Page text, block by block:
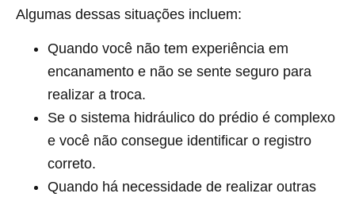
Algumas dessas situações incluem:
Quando você não tem experiência em
encanamento e não se sente seguro para
realizar a troca.
Se o sistema hidráulico do prédio é complexo
e você não consegue identificar o registro
correto.
Quando há necessidade de realizar outras